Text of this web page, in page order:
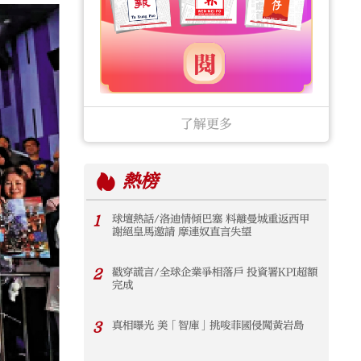
了解更多
熱榜
1
球壇熱話/洛迪情傾巴塞 料離曼城重返西甲
謝絕皇馬邀請 摩連奴直言失望
2
戳穿謊言/全球企業爭相落戶 投資署KPI超額
完成
3 真相曝光 美「智庫」挑唆菲國侵闖黃岩島